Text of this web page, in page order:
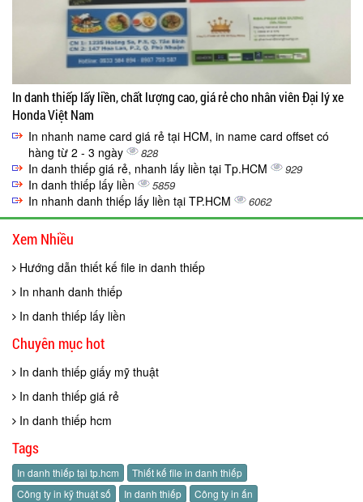
In danh thiếp lấy liền, chất lượng cao, giá rẻ cho nhân viên Đại lý xe
Honda Việt Nam
In nhanh name card giá rẻ tại HCM, in name card offset có
hàng từ 2 - 3 ngày
828
In danh thiếp giá rẻ, nhanh lấy liền tại Tp.HCM 929
In danh thiếp lấy liền 5859
In nhanh danh thiếp lấy liền tại TP.HCM 6062
Xem Nhiều
Hướng dẫn thiết kế file in danh thiếp
In nhanh danh thiếp
In danh thiếp lấy liền
Chuyên mục hot
In danh thiếp giấy mỹ thuật
In danh thiếp giá rẻ
In danh thiếp hcm
Tags
In danh thiếp tại tp.hcm
Thiết kế file in danh thiếp
Công ty in kỹ thuật số
In danh thiếp Công ty in ấn